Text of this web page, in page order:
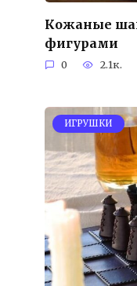
Кожаные
фигурами
0 2.1к.
ИГРУШКИ